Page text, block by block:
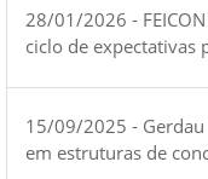
28/01/2026 -
ciclo de expectativas
15/09/2025 -
em estruturas de